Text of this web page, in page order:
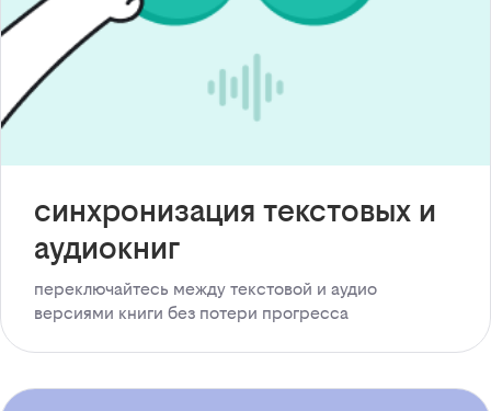
синхронизация текстовых и
аудиокниг
переключайтесь между текстовой и аудио
версиями книги без потери прогресса